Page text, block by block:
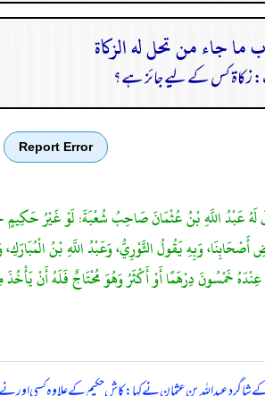
کس کے لیے جائز ہے؟
Report Error
لَهُ عَبْدُ اللَّهِ بْنُ عُثْمَانَ صَاحِبُ شُعْبَةَ: لَوْ غَيْرُ
وَبِهِ يَقُولُ الثَّوْرِيُّ، وَعَبْدُ اللَّهِ بْنُ
خَمْسُونَ دِرْهَمًا أَوْ أَكْثَرُ وَهُوَ مُحْتَاجٌ فَلَهُ أَنْ يَأْخُذَ